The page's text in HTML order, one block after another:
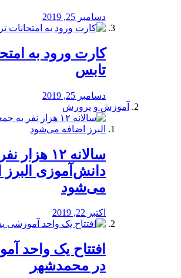
دسامبر 25, 2019
کارت ورود به
تابس
دسامبر 25, 2019
آموزش و پرورش
️سالانه ۱۲
دانش‌آموزی البرز
می‌شود
اکتبر 22, 2019
افتتاح یک واحد
در محمدشهر